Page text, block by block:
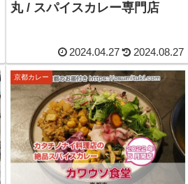
丸 / スパイスカレー専門店
2024.04.27 2024.08.27
京都カレー